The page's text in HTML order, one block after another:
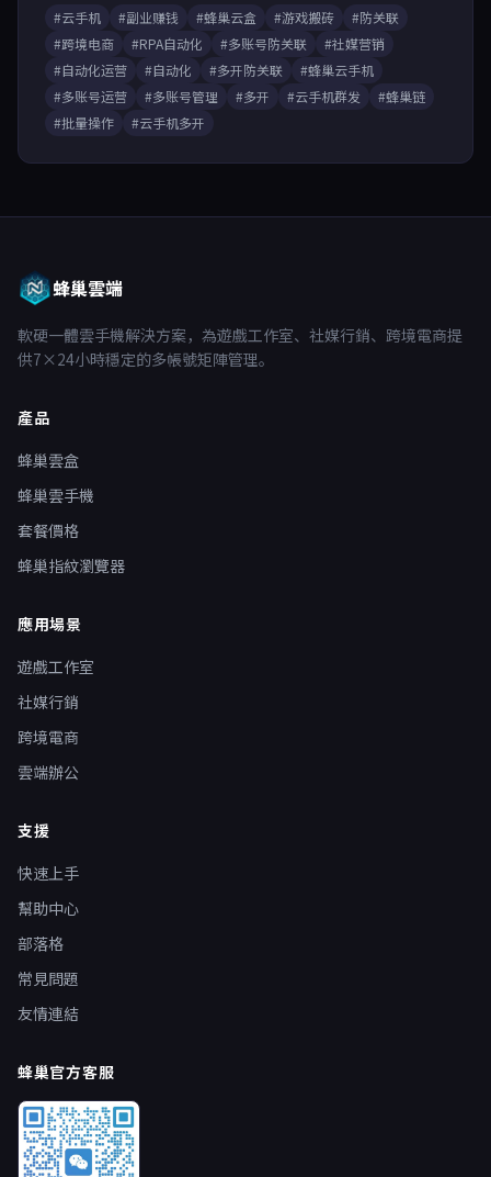
#云手机 #副业赚钱 #蜂巢云盒 #游戏搬砖
#防关联
#跨境电商
#RPA自动化 #多账号防关联
#社媒营销
#自动化运营
#自动化 #多开防关联
#蜂巢云手机
#多账号运营
#多账号管理 #多开 #云手机群发
#蜂巢链
#批量操作
#云手机多开
蜂巢雲端
軟硬一體雲手機解決方案，為遊戲工作室、社媒行銷、跨境電商提
供7×24小時穩定的多帳號矩陣管理。
產品
蜂巢雲盒
蜂巢雲手機
套餐價格
蜂巢指紋瀏覽器
應用場景
遊戲工作室
社媒行銷
跨境電商
雲端辦公
支援
快速上手
幫助中心
部落格
常見問題
友情連結
蜂巢官方客服